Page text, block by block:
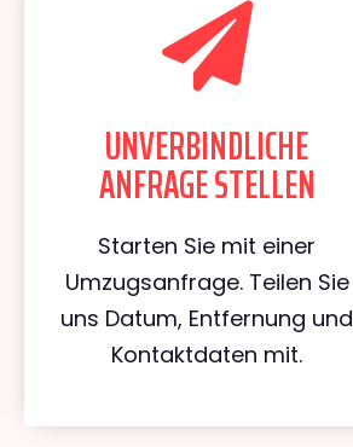
UNVERBINDLICHE
ANFRAGE STELLEN
Starten Sie mit einer
Umzugsanfrage. Teilen Sie
uns Datum, Entfernung und
Kontaktdaten mit.